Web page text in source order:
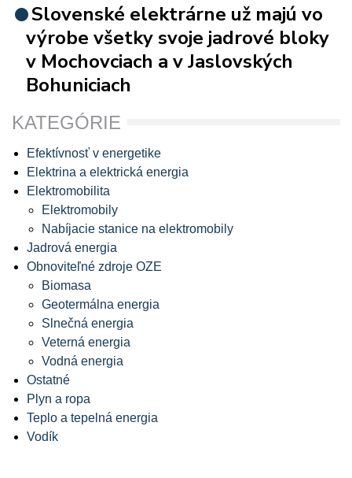
Slovenské elektrárne už majú vo
výrobe všetky svoje jadrové bloky
v Mochovciach a v Jaslovských
Bohuniciach
KATEGÓRIE
Efektívnosť v energetike
Elektrina a elektrická energia
Elektromobilita
Elektromobily
Nabíjacie stanice na elektromobily
Jadrová energia
Obnoviteľné zdroje OZE
Biomasa
Geotermálna energia
Slnečná energia
Veterná energia
Vodná energia
Ostatné
Plyn a ropa
Teplo a tepelná energia
Vodík